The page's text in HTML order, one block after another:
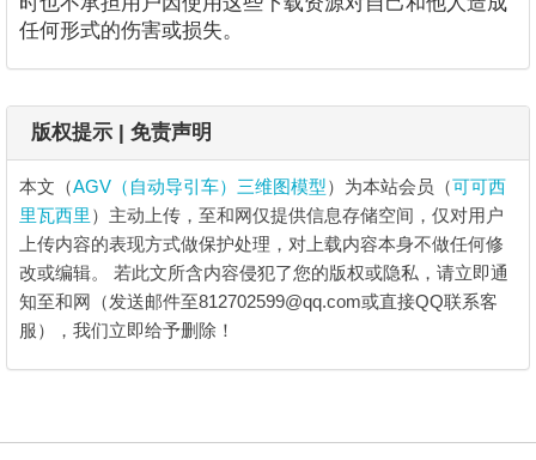
任何形式的伤害或损失。
版权提示 | 免责声明
本文（AGV（自动导引车）三维图模型）为本站会员（可可西
里瓦西里 ）主动上传，至和网仅提供信息存储空间，仅对用户
上传内容的表现方式做保护处理，对上载内容本身不做任何修
改或编辑。 若此文所含内容侵犯了您的版权或隐私，请立即通
知至和网（发送邮件至812702599@qq.com或直接QQ联系客
服），我们立即给予删除！